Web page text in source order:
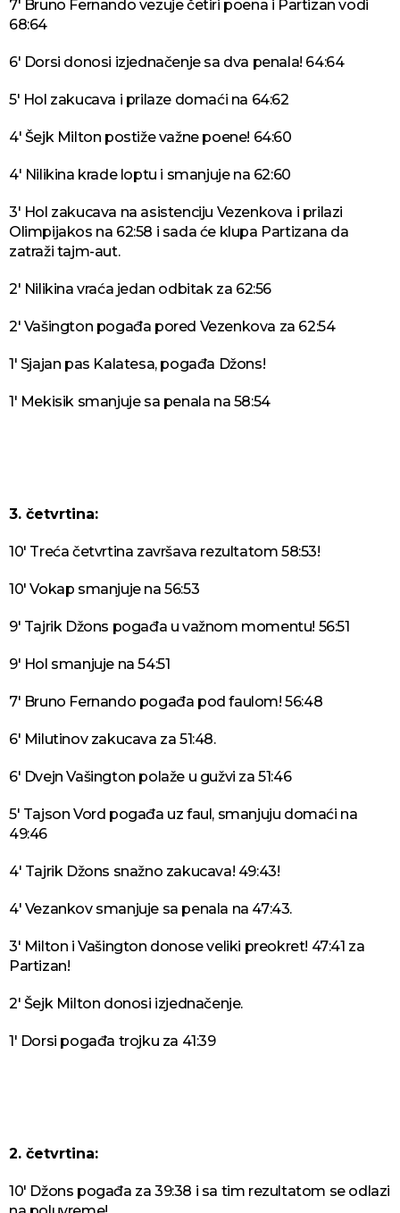
7' Bruno Fernando vezuje četiri poena i Partizan vodi
68:64
6' Dorsi donosi izjednačenje sa dva penala! 64:64
5' Hol zakucava i prilaze domaći na 64:62
4' Šejk Milton postiže važne poene! 64:60
4' Nilikina krade loptu i smanjuje na 62:60
3' Hol zakucava na asistenciju Vezenkova i prilazi
Olimpijakos na 62:58 i sada će klupa Partizana da
zatraži tajm-aut.
2' Nilikina vraća jedan odbitak za 62:56
2' Vašington pogađa pored Vezenkova za 62:54
1' Sjajan pas Kalatesa, pogađa Džons!
1' Mekisik smanjuje sa penala na 58:54
3. četvrtina:
10' Treća četvrtina završava rezultatom 58:53!
10' Vokap smanjuje na 56:53
9' Tajrik Džons pogađa u važnom momentu! 56:51
9' Hol smanjuje na 54:51
7' Bruno Fernando pogađa pod faulom! 56:48
6' Milutinov zakucava za 51:48.
6' Dvejn Vašington polaže u gužvi za 51:46
5' Tajson Vord pogađa uz faul, smanjuju domaći na
49:46
4' Tajrik Džons snažno zakucava! 49:43!
4' Vezankov smanjuje sa penala na 47:43.
3' Milton i Vašington donose veliki preokret! 47:41 za
Partizan!
2' Šejk Milton donosi izjednačenje.
1' Dorsi pogađa trojku za 41:39
2. četvrtina:
10' Džons pogađa za 39:38 i sa tim rezultatom se odlazi